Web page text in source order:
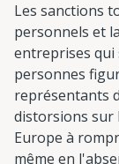
Les sanctions
personnels et
entreprises qui
personnes
représentants
distorsions sur
Europe à
même en